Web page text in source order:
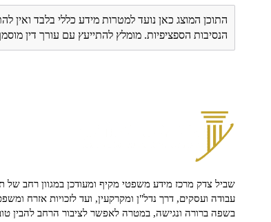
התוכן המוצג כאן נועד למטרות מידע כללי בלבד ואין
הנסיבות הספציפיות. מומלץ להתייעץ עם עורך דין
שביל צדק מרכז מידע משפטי מקיף ומעודכן במגוון רחב של
עבודה ועסקים, דרך נדל"ן ומקרקעין, ועד לזכויות אזרח
בשפה ברורה ונגישה, במטרה לאפשר לציבור הרחב להבין